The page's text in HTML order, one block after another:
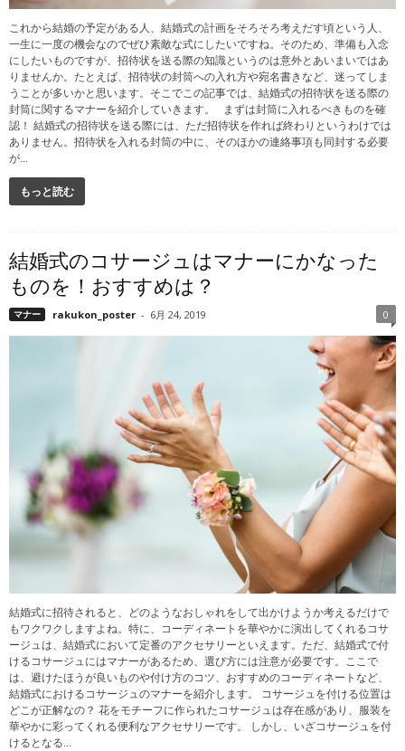
これから結婚の予定がある人、結婚式の計画をそろそろ考えだす頃という人、
一生に一度の機会なのでぜひ素敵な式にしたいですね。そのため、準備も入念
にしたいものですが、招待状を送る際の知識というのは意外とあいまいではあ
りませんか。たとえば、招待状の封筒への入れ方や宛名書きなど、迷ってしま
うことが多いかと思います。そこでこの記事では、結婚式の招待状を送る際の
封筒に関するマナーを紹介していきます。 まずは封筒に入れるべきものを確
認！ 結婚式の招待状を送る際には、ただ招待状を作れば終わりというわけでは
ありません。招待状を入れる封筒の中に、そのほかの連絡事項も同封する必要
が...
もっと読む
結婚式のコサージュはマナーにかなった
ものを！おすすめは？
マナー rakukon_poster - 6月 24, 2019 0
結婚式に招待されると、どのようなおしゃれをして出かけようか考えるだけで
もワクワクしますよね。特に、コーディネートを華やかに演出してくれるコサ
ージュは、結婚式において定番のアクセサリーといえます。ただ、結婚式で付
けるコサージュにはマナーがあるため、選び方には注意が必要です。ここで
は、避けたほうが良いものや付け方のコツ、おすすめのコーディネートなど、
結婚式におけるコサージュのマナーを紹介します。 コサージュを付ける位置は
どこが正解なの？ 花をモチーフに作られたコサージュは存在感があり、服装を
華やかに彩ってくれる便利なアクセサリーです。 しかし、いざコサージュを付
けるとなる...